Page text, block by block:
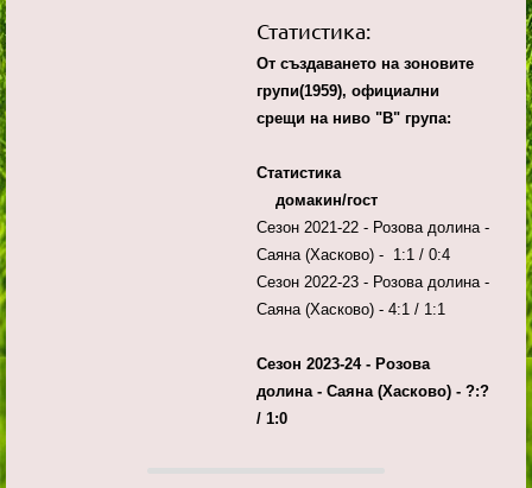
Статистика:
От създаването на зоновите
групи(1959), официални
срещи на ниво "В" група:
Статистика
домакин/гост
Сезон 2021-22 - Розова долина -
Саяна (Хасково) - 1:1 / 0:4
Сезон 2022-23 - Розова долина -
Саяна (Хасково) - 4:1 / 1:1
Сезон 2023-24 - Розова
долина - Саяна (Хасково) - ?:?
/ 1:0